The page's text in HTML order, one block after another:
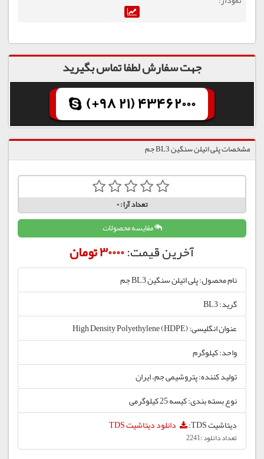
جهت سفارش لطفا تماس بگیرید
(+98 21) 43462000
مشخصات پلی اتیلن سنگین BL3 جم
تعداد آرا:0
مقایسه محصولات
آخرین قیمت:30000 تومان
نام محصول: پلی اتیلن سنگین BL3 جم
گرید: BL3
عنوان انگلیسی: High Density Polyethylene (HDPE)
واحد: کیلوگرم
تولید کننده: پتروشیمی جم، ایران
نوع بسته بندی: کیسه 25 کیلوگرمی
دیتاشیت TDS:
دانلود دیتاشیت TDS
تعداد دانلود :2241